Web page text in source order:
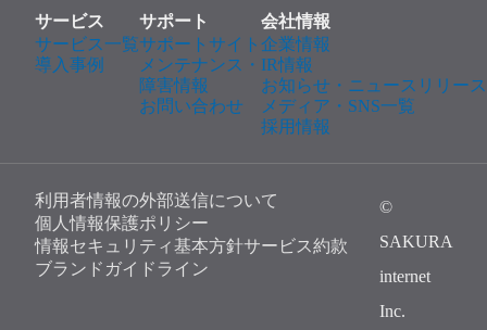
サービス
サービス一覧
導入事例
サポート
サポートサイト
メンテナンス・
障害情報
お問い合わせ
会社情報
企業情報
IR情報
お知らせ・ニュースリリース
メディア・SNS一覧
採用情報
利用者情報の外部送信について
個人情報保護ポリシー
情報セキュリティ基本方針サービス約款
ブランドガイドライン
©
SAKURA
internet
Inc.